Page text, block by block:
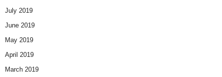
July 2019
June 2019
May 2019
April 2019
March 2019